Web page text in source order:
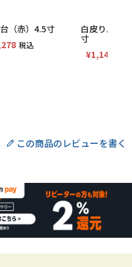
（赤）4.5寸
税込
白皮りん棒
寸
¥1,143